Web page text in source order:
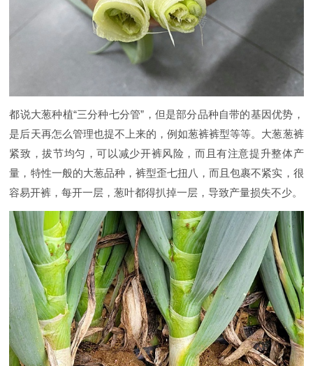
都说大葱种植“三分种七分管”，但是部分品种自带的基因优势，
是后天再怎么管理也提不上来的，例如葱裤裤型等等。大葱葱裤
紧致，拔节均匀，可以减少开裤风险，而且有注意提升整体产
量，特性一般的大葱品种，裤型歪七扭八，而且包裹不紧实，很
容易开裤，每开一层，葱叶都得扒掉一层，导致产量损失不少。